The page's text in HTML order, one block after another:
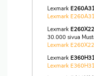
Lexmark
Lexmark
Lexmark
30.000 sivua
Lexmark
Lexmark
Lexmark